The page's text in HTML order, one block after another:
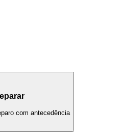
com antecedência